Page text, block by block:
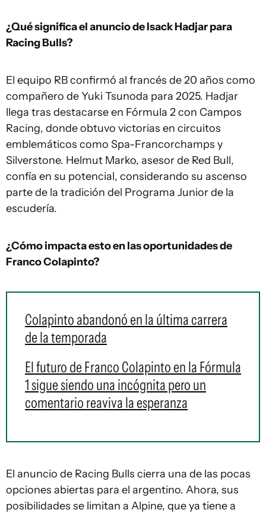
¿Qué significa el anuncio de Isack Hadjar para
Racing Bulls?
El equipo RB confirmó al francés de 20 años como
compañero de Yuki Tsunoda para 2025. Hadjar
llega tras destacarse en Fórmula 2 con Campos
Racing, donde obtuvo victorias en circuitos
emblemáticos como Spa-Francorchamps y
Silverstone. Helmut Marko, asesor de Red Bull,
confía en su potencial, considerando su ascenso
parte de la tradición del Programa Junior de la
escudería.
¿Cómo impacta esto en las oportunidades de
Franco Colapinto?
Colapinto abandonó en la última carrera
de la temporada
El futuro de Franco Colapinto en la Fórmula
1 sigue siendo una incógnita pero un
comentario reaviva la esperanza
El anuncio de Racing Bulls cierra una de las pocas
opciones abiertas para el argentino. Ahora, sus
posibilidades se limitan a Alpine, que ya tiene a